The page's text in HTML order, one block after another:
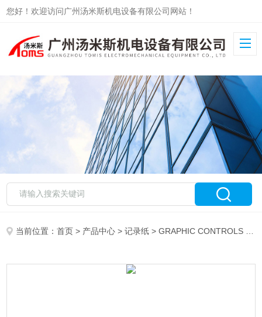
您好！欢迎访问广州汤米斯机电设备有限公司网站！
当前位置：首页 > 产品中心 >记录纸 >GRAPHIC CONTROLS